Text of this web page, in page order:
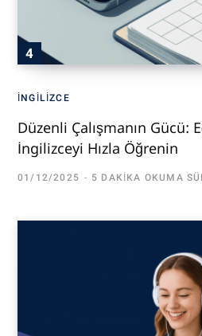
İNGILIZCE
Düzenli Çalışmanın Gücü:
İngilizceyi Hızla Öğrenin
01/12/2025 5 DAKIKA OKUMA